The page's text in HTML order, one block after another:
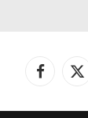
Facebook
X